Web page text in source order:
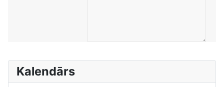
Kalendārs